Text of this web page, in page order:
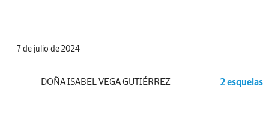
7 de julio de 2024
DOÑA ISABEL VEGA GUTIÉRREZ 2 esquelas